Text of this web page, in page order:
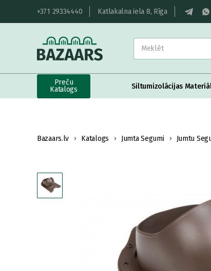
+371 29334440 Katlakalna iela 8, Rīga
Preču
Katalogs
Siltumizolācijas
Bazaars.lv Katalogs Jumta Segumi Jumtu